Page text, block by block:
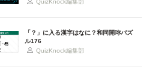
QuizKnock編集部
「？」に入る漢字はなに？和同開珎パズ
ル176
QuizKnock編集部